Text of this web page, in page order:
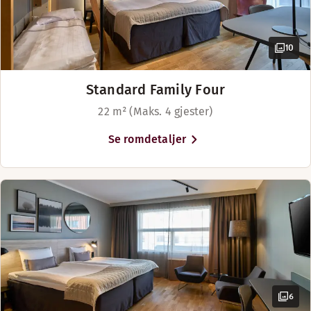
10
Standard Family Four
22 m² (Maks. 4 gjester)
Se romdetaljer
6
Menyer
Menu 2026 Summer
Eat and Drink Light